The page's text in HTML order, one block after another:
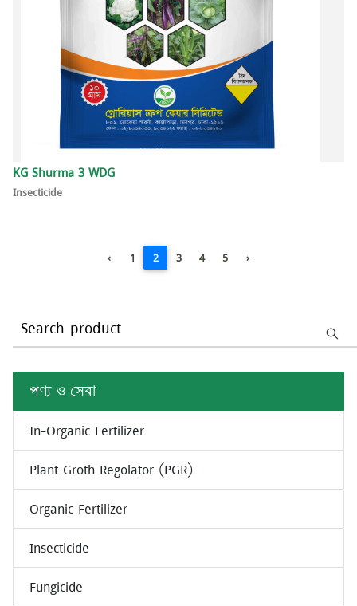
KG Shurma 3 WDG
Insecticide
‹ 1 2 3 4 5 ›
Search product
পণ্য ও সেবা
In-Organic Fertilizer
Plant Groth Regolator (PGR)
Organic Fertilizer
Insecticide
Fungicide